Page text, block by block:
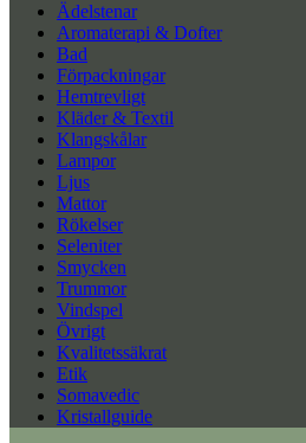
Ädelstenar
Aromaterapi & Dofter
Bad
Förpackningar
Hemtrevligt
Kläder & Textil
Klangskålar
Lampor
Ljus
Mattor
Rökelser
Seleniter
Smycken
Trummor
Vindspel
Övrigt
Kvalitetssäkrat
Etik
Somavedic
Kristallguide